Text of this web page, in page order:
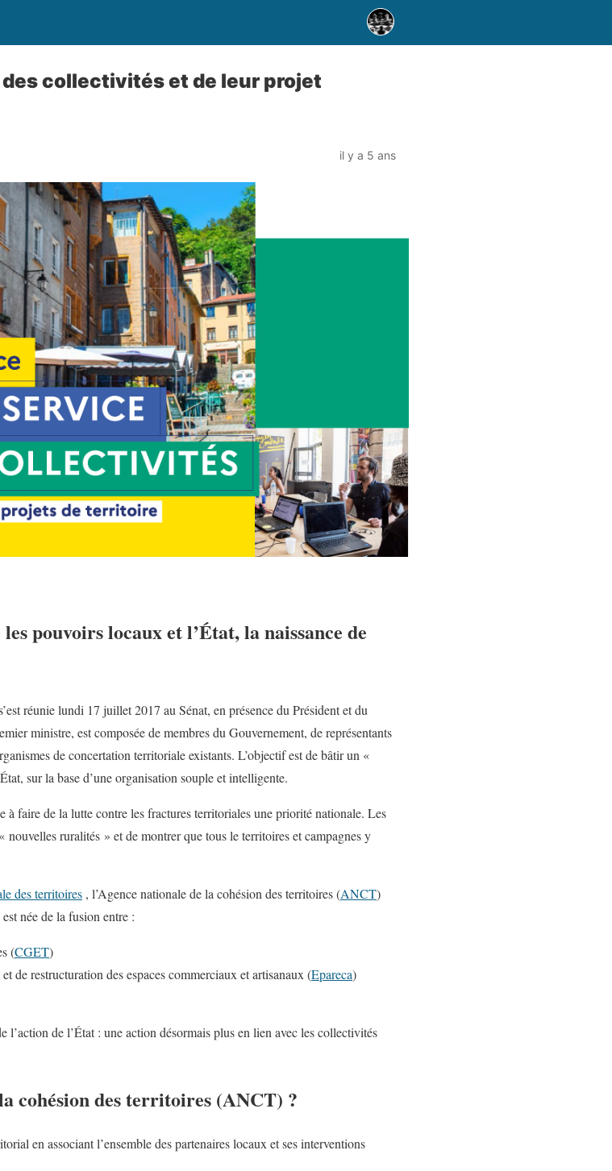
des collectivités et de leur projet
il y a 5 ans
pouvoirs locaux et l’État, la naissance de
réunie lundi 17 juillet 2017 au Sénat, en présence du Président et du
ministre, est composée de membres du Gouvernement, de représentants
de concertation territoriale existants. L’objectif est de bâtir un «
sur la base d’une organisation souple et intelligente.
à faire de la lutte contre les fractures territoriales une priorité nationale. Les
ruralités » et de montrer que tous le territoires et campagnes y
des territoires , l’Agence nationale de la cohésion des territoires (ANCT)
née de la fusion entre :
(CGET)
de restructuration des espaces commerciaux et artisanaux (Epareca)
l’action de l’État : une action désormais plus en lien avec les collectivités
cohésion des territoires (ANCT) ?
en associant l’ensemble des partenaires locaux et ses interventions